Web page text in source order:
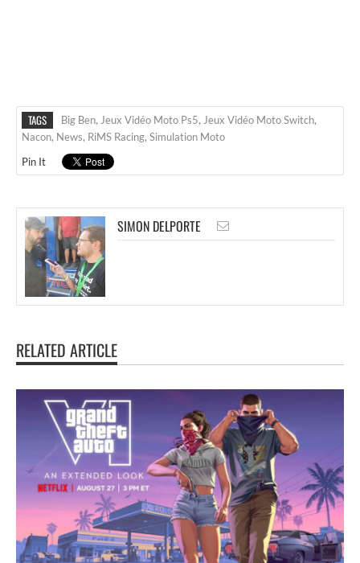
TAGS Big Ben, Jeux Vidéo Moto Ps5, Jeux Vidéo Moto Switch,
Nacon, News, RiMS Racing, Simulation Moto
Pin It
SIMON DELPORTE
RELATED ARTICLE